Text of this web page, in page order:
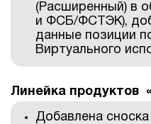
(Расширенный) в
и ФСБ/ФСТЭК),
данные позиции
Виртуального
Линейка продуктов
Добавлена